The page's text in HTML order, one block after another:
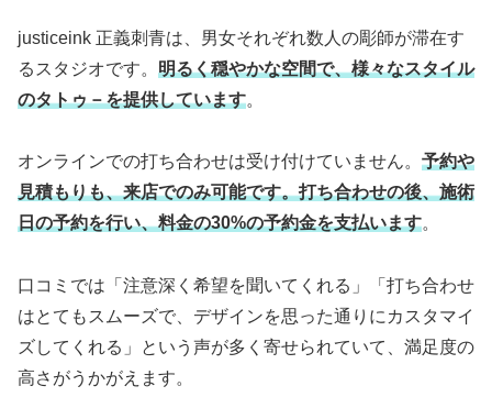
justiceink 正義刺青は、男女それぞれ数人の彫師が滞在す
るスタジオです。 明るく穏やかな空間で、様々なスタイル
のタトゥ－を提供しています。
オンラインでの打ち合わせは受け付けていません。 予約や
見積もりも、来店でのみ可能です。打ち合わせの後、施術
日の予約を行い、料金の30%の予約金を支払います。
口コミでは「注意深く希望を聞いてくれる」「打ち合わせ
はとてもスムーズで、デザインを思った通りにカスタマイ
ズしてくれる」という声が多く寄せられていて、満足度の
高さがうかがえます。